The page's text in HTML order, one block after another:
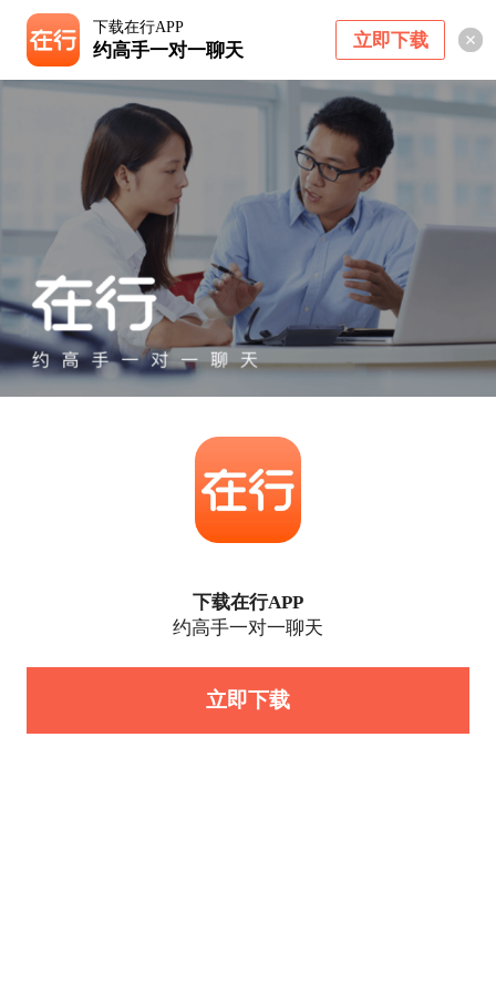
下载在行APP
约高手一对一聊天 立即下载
下载在行APP
约高手一对一聊天
立即下载